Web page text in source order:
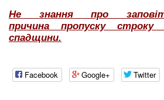
Не знання про
причина пропуску
спадщини.
Facebook Google+ Twitter